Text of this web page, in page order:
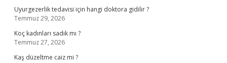
Uyurgezerlik tedavisi için hangi doktora gidilir ?
Temmuz 29, 2026
Koç kadınları sadık mı ?
Temmuz 27, 2026
Kaş düzeltme caiz mi ?